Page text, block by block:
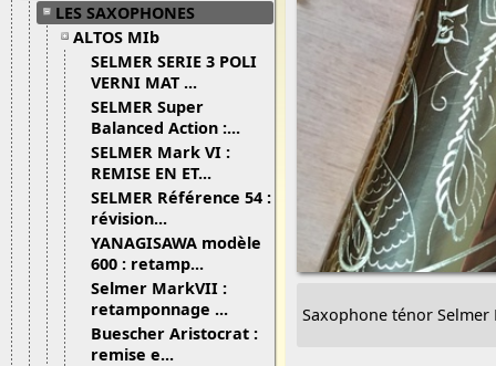
LES SAXOPHONES
ALTOS MIb
SELMER SERIE 3 POLI
VERNI MAT ...
SELMER Super
Balanced Action :...
SELMER Mark VI :
REMISE EN ET...
SELMER Référence 54 :
révision...
YANAGISAWA modèle
600 : retamp...
Selmer MarkVII :
retamponnage ...
Buescher Aristocrat :
remise e...
Saxophone ténor